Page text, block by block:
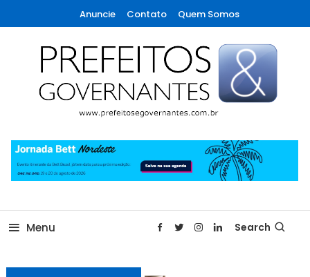
To
Content
Anuncie Contato Quem Somos
Prefeitos & Governantes
Menu Search